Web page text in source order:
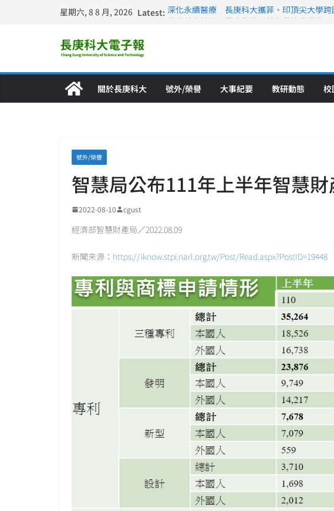
星期六, 8 8 月, 2026 Latest: 深化永續醫療 長庚科大攜菲、印頂尖大學跨
關於長庚科大 號外/榮譽 大事紀要 教研動態 校
號外/榮譽
智慧局公布111年上半年智慧
2022-08-10 cgust
經濟部智慧財產局／2022.08.09
新聞來源： https://iknow.stpi.narl.org.tw/Post/Read.aspx?PostID=19448